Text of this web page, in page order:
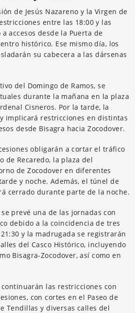
de Jesús Nazareno y la Virgen de
entre las 18:00 y las
accesos desde la Puerta de
histórico. Ese mismo día, los
su cabecera a las dársenas
del Domingo de Ramos, se
durante la mañana en la plaza
Cisneros. Por la tarde, la
implicará restricciones en distintas
desde Bisagra hacia Zocodover.
obligarán a cortar el tráfico
de Recaredo, la plaza del
de Zocodover en diferentes
y noche. Además, el túnel de
cerrado durante parte de la noche.
prevé una de las jornadas con
debido a la coincidencia de tres
y la madrugada se registrarán
del Casco Histórico, incluyendo
Bisagra-Zocodover, así como en
las restricciones con
con cortes en el Paseo de
Tendillas y diversas calles del